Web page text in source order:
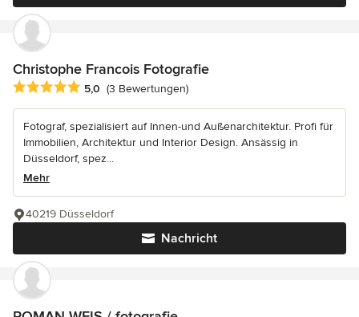
Christophe Francois Fotografie
Durchschnittliche Bewertung: 5 von 5 Sternen
5,0 (3 Bewertungen)
Fotograf, spezialisiert auf Innen-und Außenarchitektur. Profi für
Immobilien, Architektur und Interior Design. Ansässig in
Düsseldorf, spez...
Mehr
Nachricht
40219 Düsseldorf